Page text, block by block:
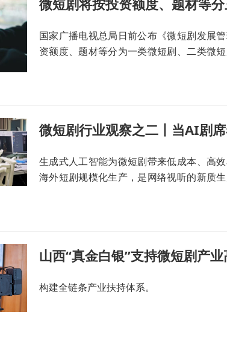
国家广播电视总局日前公布《微短剧发展
资额度、题材等分为一类微短剧、二类微
生成式人工智能为微短剧带来低成本、高
海外短剧规模化生产，是网络视听的新质
山西“真金白银”支持微短剧产
构建全链条产业扶持体系。